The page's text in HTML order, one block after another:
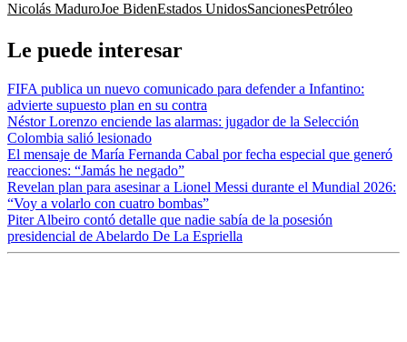
Nicolás MaduroJoe BidenEstados UnidosSancionesPetróleo
Le puede interesar
FIFA publica un nuevo comunicado para defender a Infantino:
advierte supuesto plan en su contra
Néstor Lorenzo enciende las alarmas: jugador de la Selección
Colombia salió lesionado
El mensaje de María Fernanda Cabal por fecha especial que generó
reacciones: “Jamás he negado”
Revelan plan para asesinar a Lionel Messi durante el Mundial 2026:
“Voy a volarlo con cuatro bombas”
Piter Albeiro contó detalle que nadie sabía de la posesión
presidencial de Abelardo De La Espriella